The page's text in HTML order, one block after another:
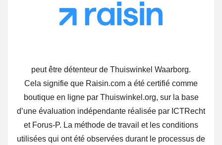
peut être détenteur de Thuiswinkel Waarborg.
Cela signifie que Raisin.com a été certifié comme
boutique en ligne par Thuiswinkel.org, sur la base
d’une évaluation indépendante réalisée par ICTRecht
et Forus-P. La méthode de travail et les conditions
utilisées qui ont été observées durant le processus de